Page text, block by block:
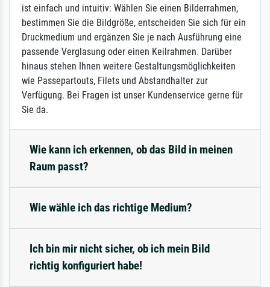
ist einfach und intuitiv: Wählen Sie einen Bilderrahmen,
bestimmen Sie die Bildgröße, entscheiden Sie sich für ein
Druckmedium und ergänzen Sie je nach Ausführung eine
passende Verglasung oder einen Keilrahmen. Darüber
hinaus stehen Ihnen weitere Gestaltungsmöglichkeiten
wie Passepartouts, Filets und Abstandhalter zur
Verfügung. Bei Fragen ist unser Kundenservice gerne für
Sie da.
Wie kann ich erkennen, ob das Bild in meinen
Raum passt?
Wie wähle ich das richtige Medium?
Ich bin mir nicht sicher, ob ich mein Bild
richtig konfiguriert habe!